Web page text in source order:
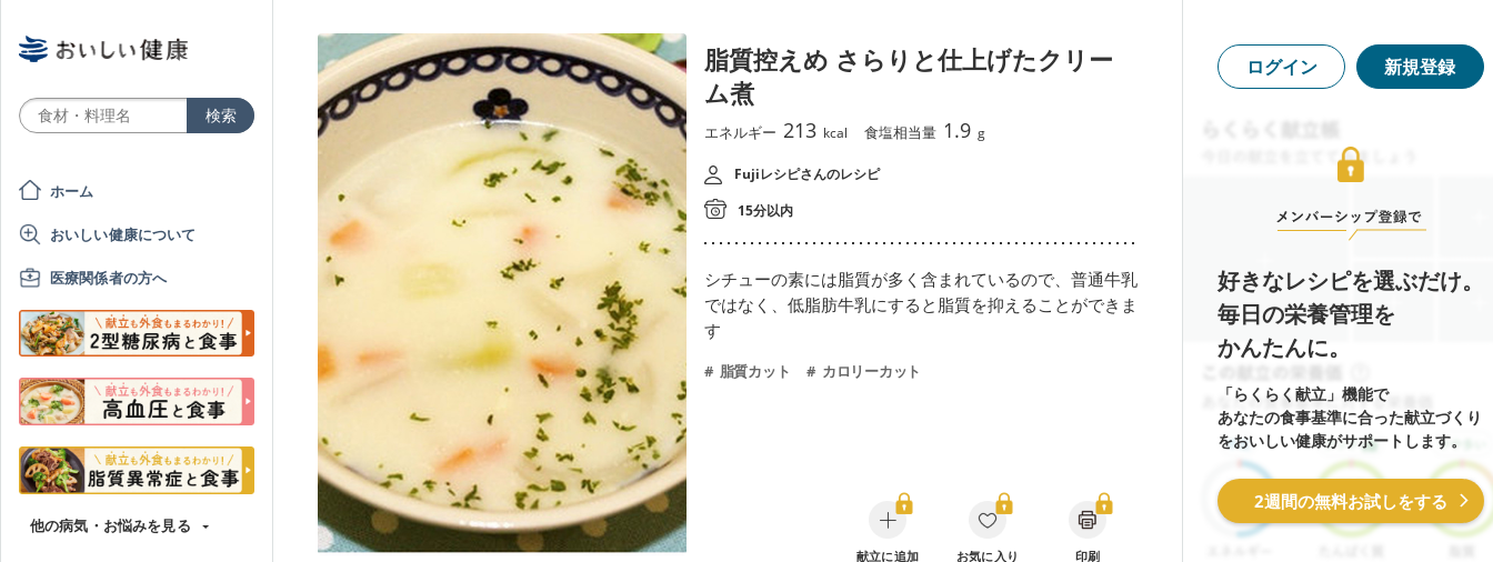
ホーム
おいしい健康について
医療関係者の方へ
他の病気・お悩みを見る
脂質控えめ さらりと仕上げたクリー
ム煮
エネルギー 213 kcal 食塩相当量 1.9 g
Fujiレシピさんのレシピ
15分以内
シチューの素には脂質が多く含まれているので、普通牛乳
ではなく、低脂肪牛乳にすると脂質を抑えることができま
す
脂質カット カロリーカット
献立に追加 お気に入り 印刷
ログイン 新規登録
好きなレシピを選ぶだけ。
毎日の栄養管理を
かんたんに。
「らくらく献立」機能で
あなたの食事基準に合った献立づくり
をおいしい健康がサポートします。
2週間の無料お試しをする